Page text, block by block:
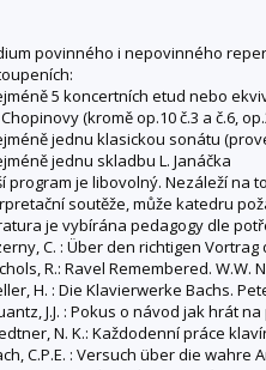
povinného i nepovinného
5 koncertních etud nebo
(kromě op.10 č.3 a č.6,
jednu klasickou sonátu
jednu skladbu L. Janáčka
program je libovolný. Nezáleží na
soutěže, může katedru
je vybírána pedagogy dle
C. : Über den richtigen
R.: Ravel Remembered. W.W.
H. : Die Klavierwerke Bachs.
J.J. : Pokus o návod jak hrát
N. K.: Každodenní práce
C.P.E. : Versuch über die wahre